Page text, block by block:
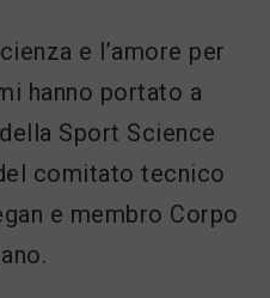
e l’amore per
hanno portato a
Sport Science
comitato tecnico
e membro Corpo